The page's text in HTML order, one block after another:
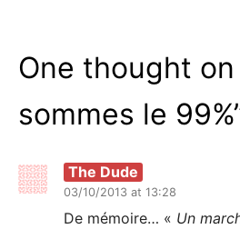
One thought on
sommes le 99%
The Dude
03/10/2013 at 13:28
De mémoire… « Un